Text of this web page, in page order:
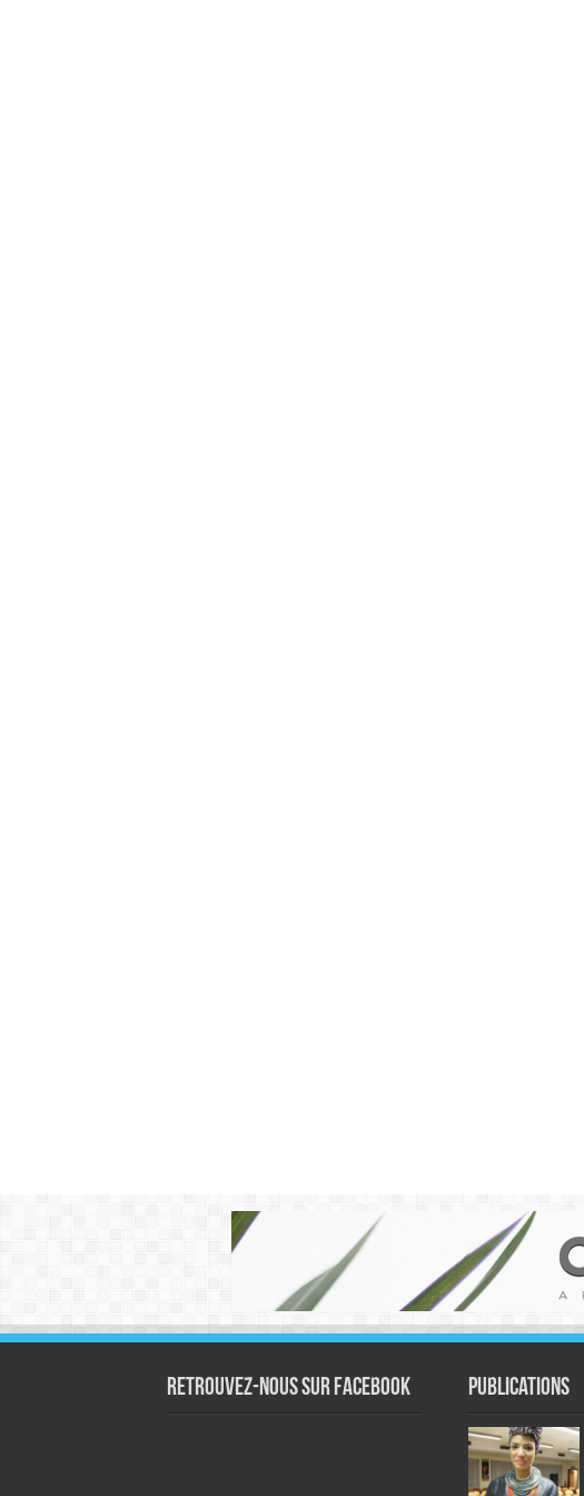
Retrouvez-nous sur Facebook Publications